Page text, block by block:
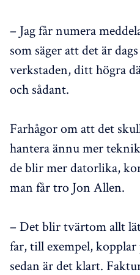
– Jag får numera
som säger att det är
verkstaden, ditt högra
och sådant.
Farhågor om att det
hantera ännu mer
de blir mer datorlika,
man får tro Jon Allen.
– Det blir tvärtom allt
far, till exempel,
sedan är det klart.